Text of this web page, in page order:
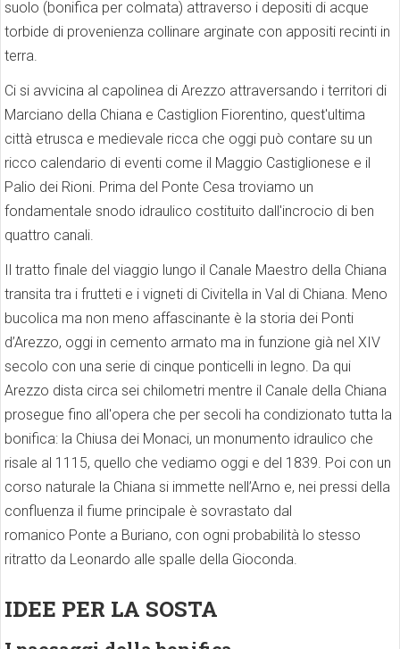
suolo (bonifica per colmata) attraverso i depositi di acque
torbide di provenienza collinare arginate con appositi recinti in
terra.
Ci si avvicina al capolinea di Arezzo attraversando i territori di
Marciano della Chiana e Castiglion Fiorentino, quest'ultima
città etrusca e medievale ricca che oggi può contare su un
ricco calendario di eventi come il Maggio Castiglionese e il
Palio dei Rioni. Prima del Ponte Cesa troviamo un
fondamentale snodo idraulico costituito dall'incrocio di ben
quattro canali.
Il tratto finale del viaggio lungo il Canale Maestro della Chiana
transita tra i frutteti e i vigneti di Civitella in Val di Chiana. Meno
bucolica ma non meno affascinante è la storia dei Ponti
d’Arezzo, oggi in cemento armato ma in funzione già nel XIV
secolo con una serie di cinque ponticelli in legno. Da qui
Arezzo dista circa sei chilometri mentre il Canale della Chiana
prosegue fino all'opera che per secoli ha condizionato tutta la
bonifica: la Chiusa dei Monaci, un monumento idraulico che
risale al 1115, quello che vediamo oggi e del 1839. Poi con un
corso naturale la Chiana si immette nell’Arno e, nei pressi della
confluenza il fiume principale è sovrastato dal
romanico Ponte a Buriano, con ogni probabilità lo stesso
ritratto da Leonardo alle spalle della Gioconda.
IDEE PER LA SOSTA